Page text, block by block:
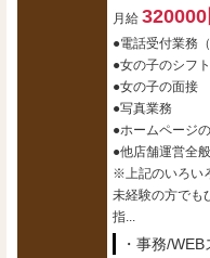
月給 320000
●電話受付業務
●女の子のシフ
●女の子の面接
●写真業務
●ホームページ
●他店舗運営全般
※上記のいろい
未経験の方でも
指...
・事務/